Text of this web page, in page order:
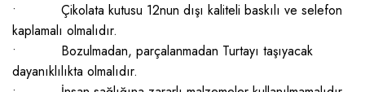
• Çikolata kutusu 12nun dışı kaliteli baskılı ve selefon
kaplamalı olmalıdır.
• Bozulmadan, parçalanmadan Turtayı taşıyacak
dayanıklılıkta olmalıdır.